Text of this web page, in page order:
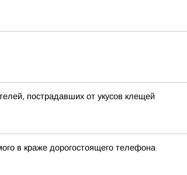
пострадавших от укусов клещей
в краже дорогостоящего телефона